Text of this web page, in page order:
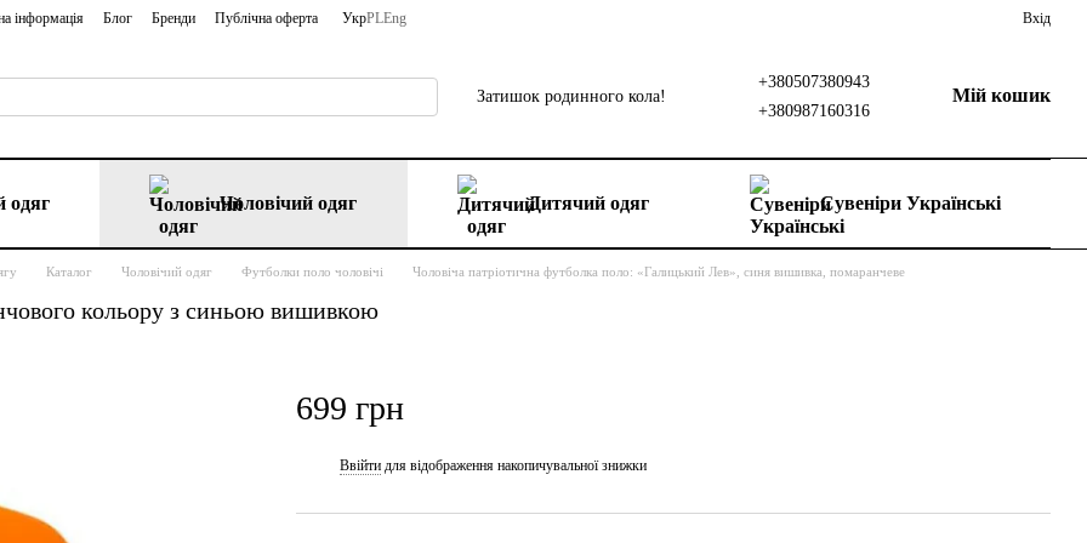
інформація Блог Бренди Публічна оферта УкрPLEng Вхід
Затишок родинного кола!
+380507380943
+380987160316
Мій кошик
одяг Чоловічий одяг Дитячий одяг Сувеніри Українські
Каталог Чоловічий одяг Футболки поло чоловічі Чоловіча патріотична футболка поло: «Галицький Лев», синя вишивка, помаранчеве
кольору з синьою вишивкою
699 грн
Ввійти для відображення накопичувальної знижки